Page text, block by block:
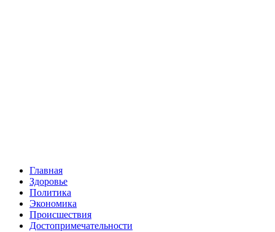
Главная
Здоровье
Политика
Экономика
Происшествия
Достопримечательности